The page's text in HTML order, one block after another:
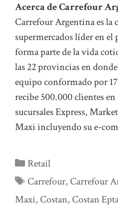
Acerca de Carrefour
Carrefour Argentina es la
supermercados líder en el
forma parte de la vida
las 22 provincias en
equipo conformado por
recibe 500.000 clientes en
sucursales Express,
Maxi incluyendo su e-
Categorías
Retail
Etiquetas
Carrefour, Carrefour
Maxi, Costan, Costan